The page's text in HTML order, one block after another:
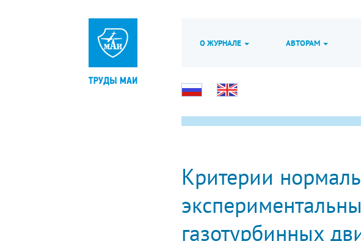
О ЖУРНАЛЕ АВТОРАМ
Критерии
газотурбинных